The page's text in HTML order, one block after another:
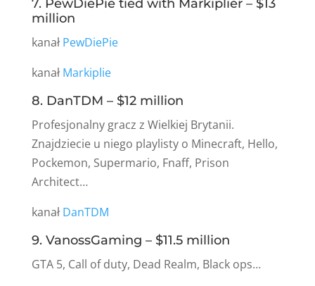
7. PewDiePie tied with Markiplier – $13
million
kanał PewDiePie
kanał Markiplie
8. DanTDM – $12 million
Profesjonalny gracz z Wielkiej Brytanii.
Znajdziecie u niego playlisty o Minecraft, Hello,
Pockemon, Supermario, Fnaff, Prison
Architect…
kanał DanTDM
9. VanossGaming – $11.5 million
GTA 5, Call of duty, Dead Realm, Black ops…